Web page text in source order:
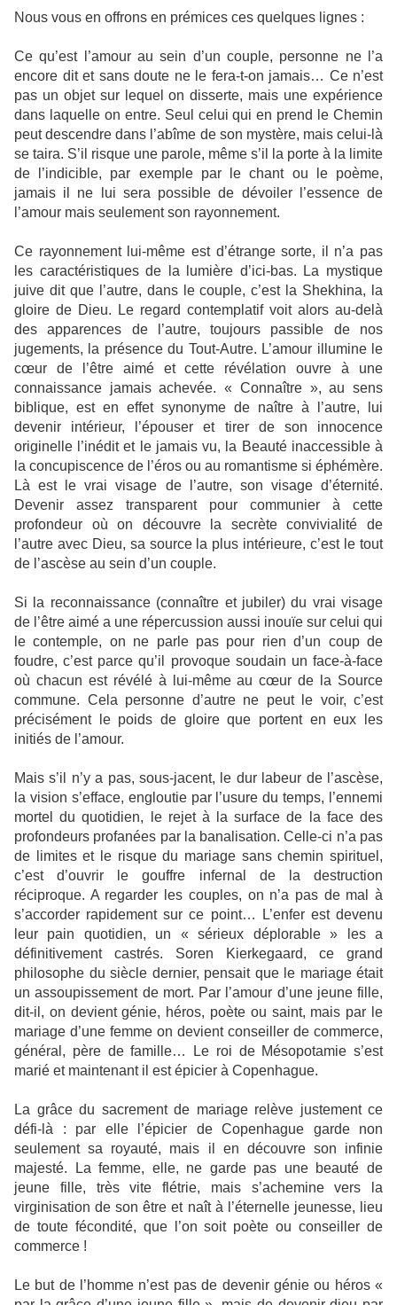
Nous vous en offrons en prémices ces quelques lignes :
Ce qu’est l’amour au sein d’un couple, personne ne l’a
encore dit et sans doute ne le fera-t-on jamais… Ce n’est
pas un objet sur lequel on disserte, mais une expérience
dans laquelle on entre. Seul celui qui en prend le Chemin
peut descendre dans l’abîme de son mystère, mais celui-là
se taira. S’il risque une parole, même s’il la porte à la limite
de l’indicible, par exemple par le chant ou le poème,
jamais il ne lui sera possible de dévoiler l’essence de
l’amour mais seulement son rayonnement.
Ce rayonnement lui-même est d’étrange sorte, il n’a pas
les caractéristiques de la lumière d’ici-bas. La mystique
juive dit que l’autre, dans le couple, c’est la Shekhina, la
gloire de Dieu. Le regard contemplatif voit alors au-delà
des apparences de l’autre, toujours passible de nos
jugements, la présence du Tout-Autre. L’amour illumine le
cœur de l’être aimé et cette révélation ouvre à une
connaissance jamais achevée. « Connaître », au sens
biblique, est en effet synonyme de naître à l’autre, lui
devenir intérieur, l’épouser et tirer de son innocence
originelle l’inédit et le jamais vu, la Beauté inaccessible à
la concupiscence de l’éros ou au romantisme si éphémère.
Là est le vrai visage de l’autre, son visage d’éternité.
Devenir assez transparent pour communier à cette
profondeur où on découvre la secrète convivialité de
l’autre avec Dieu, sa source la plus intérieure, c’est le tout
de l’ascèse au sein d’un couple.
Si la reconnaissance (connaître et jubiler) du vrai visage
de l’être aimé a une répercussion aussi inouïe sur celui qui
le contemple, on ne parle pas pour rien d’un coup de
foudre, c’est parce qu’il provoque soudain un face-à-face
où chacun est révélé à lui-même au cœur de la Source
commune. Cela personne d’autre ne peut le voir, c’est
précisément le poids de gloire que portent en eux les
initiés de l’amour.
Mais s’il n’y a pas, sous-jacent, le dur labeur de l’ascèse,
la vision s’efface, engloutie par l’usure du temps, l’ennemi
mortel du quotidien, le rejet à la surface de la face des
profondeurs profanées par la banalisation. Celle-ci n’a pas
de limites et le risque du mariage sans chemin spirituel,
c’est d’ouvrir le gouffre infernal de la destruction
réciproque. A regarder les couples, on n’a pas de mal à
s’accorder rapidement sur ce point… L’enfer est devenu
leur pain quotidien, un « sérieux déplorable » les a
définitivement castrés. Soren Kierkegaard, ce grand
philosophe du siècle dernier, pensait que le mariage était
un assoupissement de mort. Par l’amour d’une jeune fille,
dit-il, on devient génie, héros, poète ou saint, mais par le
mariage d’une femme on devient conseiller de commerce,
général, père de famille… Le roi de Mésopotamie s’est
marié et maintenant il est épicier à Copenhague.
La grâce du sacrement de mariage relève justement ce
défi-là : par elle l’épicier de Copenhague garde non
seulement sa royauté, mais il en découvre son infinie
majesté. La femme, elle, ne garde pas une beauté de
jeune fille, très vite flétrie, mais s’achemine vers la
virginisation de son être et naît à l’éternelle jeunesse, lieu
de toute fécondité, que l’on soit poète ou conseiller de
commerce !
Le but de l’homme n’est pas de devenir génie ou héros «